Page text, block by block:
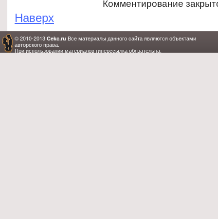
Комментирование
Наверх
© 2010-2013 Cekc.ru Все материалы данного сайта являются объектами
авторского права.
При использовании материалов гиперссылка обязательна.